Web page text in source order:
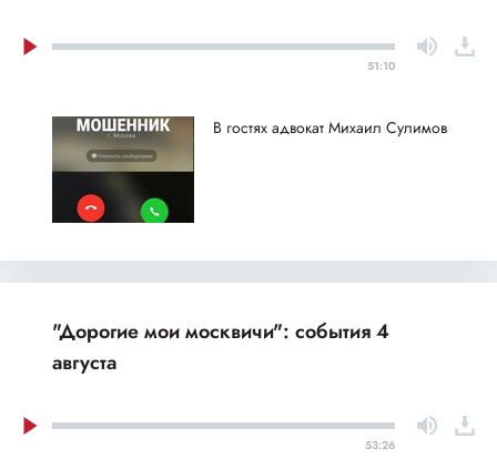
51:10
В гостях адвокат Михаил Сулимов
"Дорогие мои москвичи": события 4
августа
53:26